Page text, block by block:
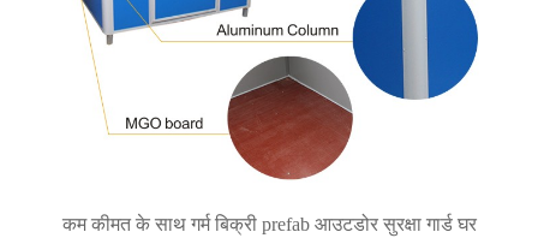
कम कीमत के साथ गर्म बिक्री prefab आउटडोर सुरक्षा गार्ड घर